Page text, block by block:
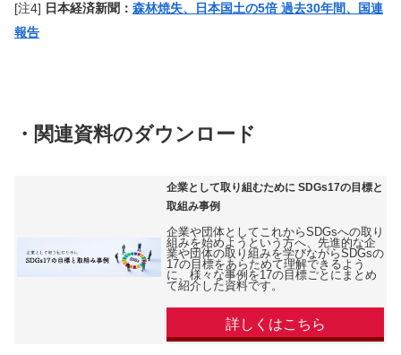
[注4] 日本経済新聞： 森林焼失、日本国土の5倍 過去30年間、国連
報告
・関連資料のダウンロード
企業として取り組むために SDGs17の目標と
取組み事例
企業や団体としてこれからSDGsへの取り
組みを始めようという方へ、先進的な企
業や団体の取り組みを学びながらSDGsの
17の目標をあらためて理解できるよう
に、様々な事例を17の目標ごとにまとめ
て紹介した資料です。
詳しくはこちら